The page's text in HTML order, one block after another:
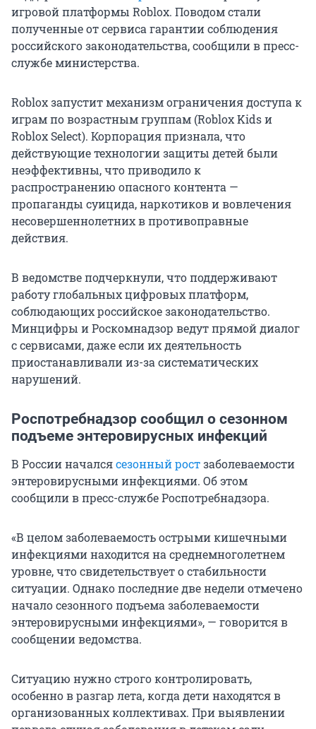
игровой платформы Roblox. Поводом стали
полученные от сервиса гарантии соблюдения
российского законодательства, сообщили в пресс-
службе министерства.
Roblox запустит механизм ограничения доступа к
играм по возрастным группам (Roblox Kids и
Roblox Select). Корпорация признала, что
действующие технологии защиты детей были
неэффективны, что приводило к
распространению опасного контента —
пропаганды суицида, наркотиков и вовлечения
несовершеннолетних в противоправные
действия.
В ведомстве подчеркнули, что поддерживают
работу глобальных цифровых платформ,
соблюдающих российское законодательство.
Минцифры и Роскомнадзор ведут прямой диалог
с сервисами, даже если их деятельность
приостанавливали из-за систематических
нарушений.
Роспотребнадзор сообщил о сезонном
подъеме энтеровирусных инфекций
В России началсясезонный ростзаболеваемости
энтеровирусными инфекциями. Об этом
сообщили в пресс-службе Роспотребнадзора.
«В целом заболеваемость острыми кишечными
инфекциями находится на среднемноголетнем
уровне, что свидетельствует о стабильности
ситуации. Однако последние две недели отмечено
начало сезонного подъема заболеваемости
энтеровирусными инфекциями», — говорится в
сообщении ведомства.
Ситуацию нужно строго контролировать,
особенно в разгар лета, когда дети находятся в
организованных коллективах. При выявлении